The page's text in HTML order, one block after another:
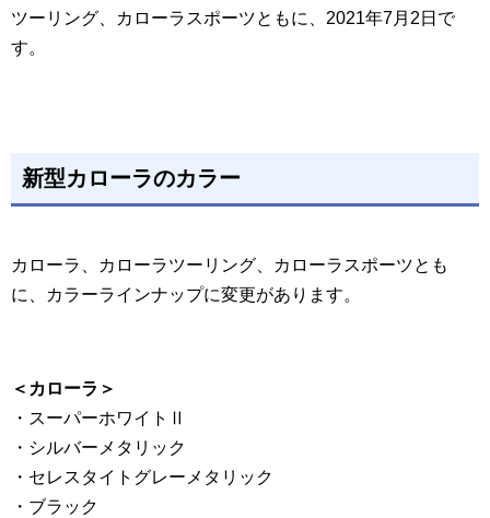
ツーリング、カローラスポーツともに、2021年7月2日で
す。
新型カローラのカラー
カローラ、カローラツーリング、カローラスポーツとも
に、カラーラインナップに変更があります。
＜カローラ＞
・スーパーホワイトⅡ
・シルバーメタリック
・セレスタイトグレーメタリック
・ブラック